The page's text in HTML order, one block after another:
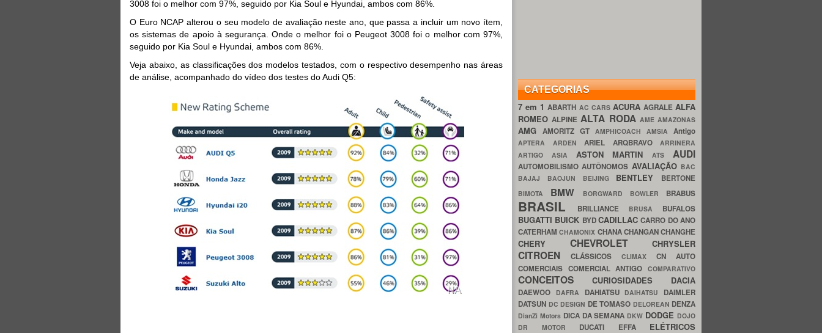
3008 foi o melhor com 97%, seguido por Kia Soul e Hyundai, ambos com 86%.
O Euro NCAP alterou o seu modelo de avaliação neste ano, que passa a incluir um novo ítem,
os sistemas de apoio à segurança. Onde o melhor foi o Peugeot 3008 foi o melhor com 97%,
seguido por Kia Soul e Hyundai, ambos com 86%.
Veja abaixo, as classificações dos modelos testados, com o respectivo desempenho nas áreas
de análise, acompanhado do vídeo dos testes do Audi Q5:
CATEGORIAS
7 em 1ABARTH AC CARS ACURA AGRALE ALFA
ROMEOALPINEALTA RODA AME AMAZONAS
AMG AMORITZ GT AMPHICOACH AMSIA Antigo
APTERA ARDEN ARIEL ARQBRAVO ARRINERA
ARTIGO ASIA ASTON MARTINATS AUDI
AUTOMOBILISMOAUTÔNOMOS AVALIAÇÃO BAC
BAJAJ BAOJUN BEIJING BENTLEY BERTONE
BIMOTA BMW BORGWARD BOWLER BRABUS
BRASIL BRILLIANCE BRUSA BUFALOS
BUGATTI BUICK BYDCADILLACCARRO DO ANO
CATERHAMCHAMONIX CHANACHANGANCHANGHE
CHERY CHEVROLET CHRYSLER
CITROEN CLÁSSICOS CLIMAX CN AUTO
COMERCIAIS COMERCIAL ANTIGOCOMPARATIVO
CONCEITOS CURIOSIDADES DACIA
DAEWOO DAFRA DAHIATSU DAIHATSU DAIMLER
DATSUN DC DESIGN DE TOMASO DELOREAN DENZA
DianZi Motors DICA DA SEMANA DKW DODGE DOJO
DR MOTOR DUCATI EFFA ELÉTRICOS